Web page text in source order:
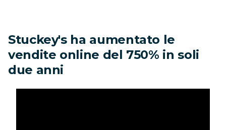
Stuckey's ha aumentato le
vendite online del 750% in soli
due anni